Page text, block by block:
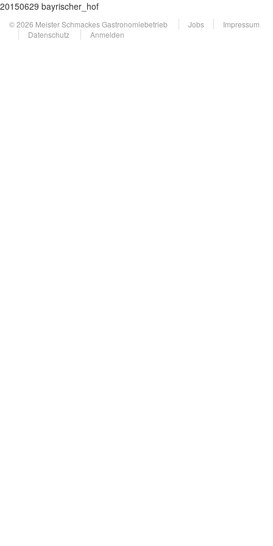
20150629 bayrischer_hof
© 2026 Meister Schmackes Gastronomiebetrieb Jobs
Impressum
Datenschutz
Anmelden